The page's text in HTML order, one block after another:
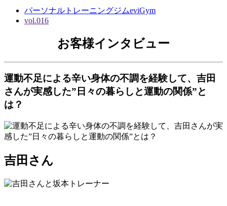
パーソナルトレーニングジムeviGym
vol.016
お客様インタビュー
運動不足による辛い身体の不調を経験して、吉田
さんが実感した”日々の暮らしと運動の関係”と
は？
吉田さん